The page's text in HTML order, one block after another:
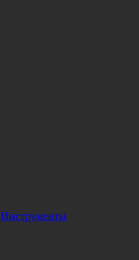
Инструменты